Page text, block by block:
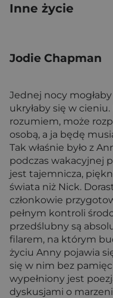
Inne życie
Jodie Chapman
Jednej nocy
ukryłaby się w
rozumiem, może
osobą, a ja będę
Tak właśnie było z
podczas wakacyjnej
jest tajemnicza,
świata niż Nick.
członkowie
pełnym kontroli
przedślubny są
filarem, na którym
życiu Anny pojawia
się w nim bez
wypełniony jest
dyskusjami o